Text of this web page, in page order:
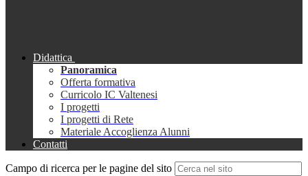
Didattica
Panoramica
Offerta formativa
Curricolo IC Valtenesi
I progetti
I progetti di Rete
Materiale Accoglienza Alunni
Contatti
Campo di ricerca per le pagine del sito